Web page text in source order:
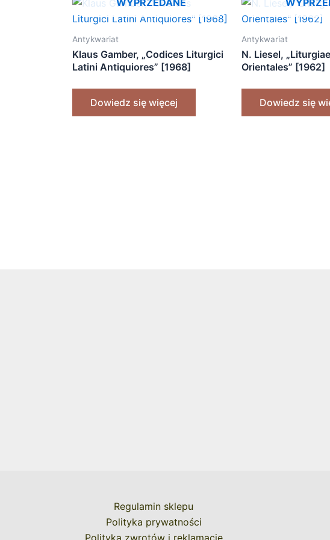
Antykwariat
Klaus Gamber, „Codices Liturgici
Latini Antiquiores” [1968]
Dowiedz się więcej
Antykwariat
N. Liesel,
Orientales” [1962]
Dowiedz się
Regulamin sklepu
Polityka prywatności
Polityka zwrotów i reklamacje